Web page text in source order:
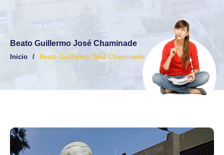
Beato Guillermo José Chaminade
Inicio Beato Guillermo José Chaminade